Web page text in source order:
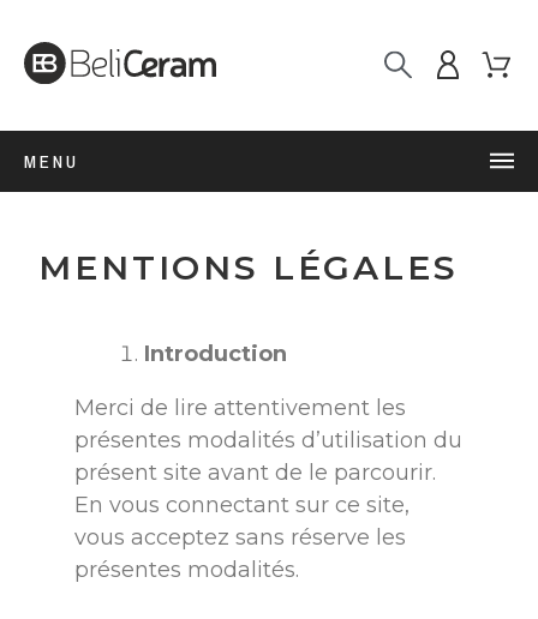
MENU
MENTIONS LÉGALES
Introduction
Merci de lire attentivement les
présentes modalités d’utilisation du
présent site avant de le parcourir.
En vous connectant sur ce site,
vous acceptez sans réserve les
présentes modalités.